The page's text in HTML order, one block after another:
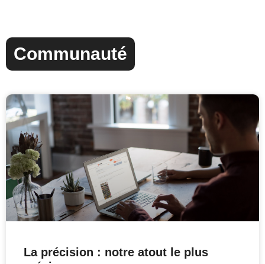
Communauté
La précision : notre atout le plus